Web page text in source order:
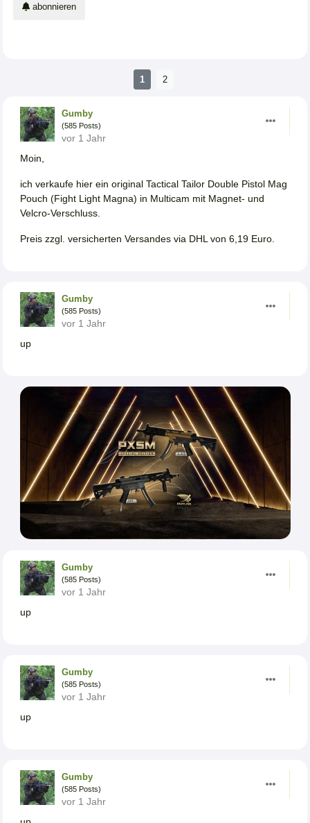
abonnieren
1 2
Gumby
(585 Posts)
vor 1 Jahr
Moin,
ich verkaufe hier ein original Tactical Tailor Double Pistol Mag
Pouch (Fight Light Magna) in Multicam mit Magnet- und
Velcro-Verschluss.
Preis zzgl. versicherten Versandes via DHL von 6,19 Euro.
Gumby
(585 Posts)
vor 1 Jahr
up
Gumby
(585 Posts)
vor 1 Jahr
up
Gumby
(585 Posts)
vor 1 Jahr
up
Gumby
(585 Posts)
vor 1 Jahr